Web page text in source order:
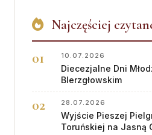
Najczęściej
10.07.2026
Diecezjalne Dni
BIerzgłowskim
28.07.2026
Wyjście Pieszej
Toruńskiej na Jasną